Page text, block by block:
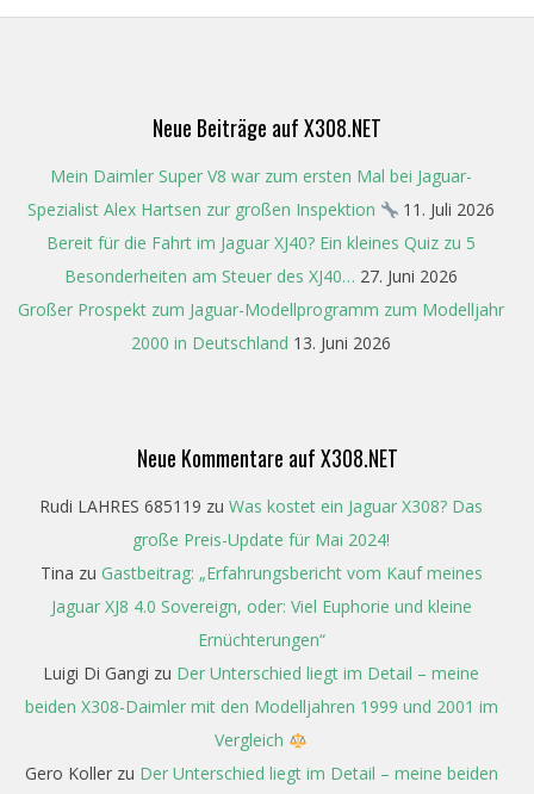
Neue Beiträge auf X308.NET
Mein Daimler Super V8 war zum ersten Mal bei Jaguar-
Spezialist Alex Hartsen zur großen Inspektion
11. Juli 2026
Bereit für die Fahrt im Jaguar XJ40? Ein kleines Quiz zu 5
Besonderheiten am Steuer des XJ40… 27. Juni 2026
Großer Prospekt zum Jaguar-Modellprogramm zum Modelljahr
2000 in Deutschland 13. Juni 2026
Neue Kommentare auf X308.NET
Rudi LAHRES 685119 zu Was kostet ein Jaguar X308? Das
große Preis-Update für Mai 2024!
Tina zu Gastbeitrag: „Erfahrungsbericht vom Kauf meines
Jaguar XJ8 4.0 Sovereign, oder: Viel Euphorie und kleine
Ernüchterungen“
Luigi Di Gangi zu Der Unterschied liegt im Detail – meine
beiden X308-Daimler mit den Modelljahren 1999 und 2001 im
Vergleich
Gero Kollerzu Der Unterschied liegt im Detail – meine beiden